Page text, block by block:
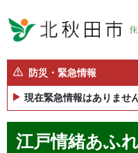
防災・緊急情報
現在緊急情報はありません
江戸情緒あふ